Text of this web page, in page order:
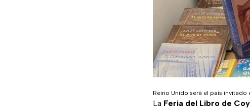
Reino Unido será el país
La Feria del Libro de